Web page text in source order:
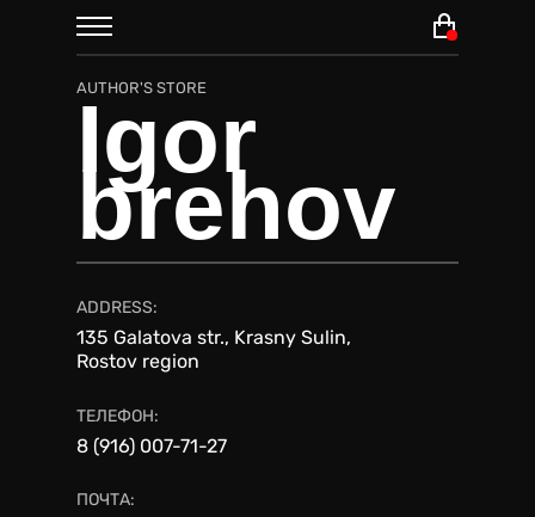
Igor
brehov
AUTHOR'S STORE
135 Galatova str., Krasny Sulin,
Rostov region
8 (916) 007-71-27
ADDRESS:
ТЕЛЕФОН:
ПОЧТА: